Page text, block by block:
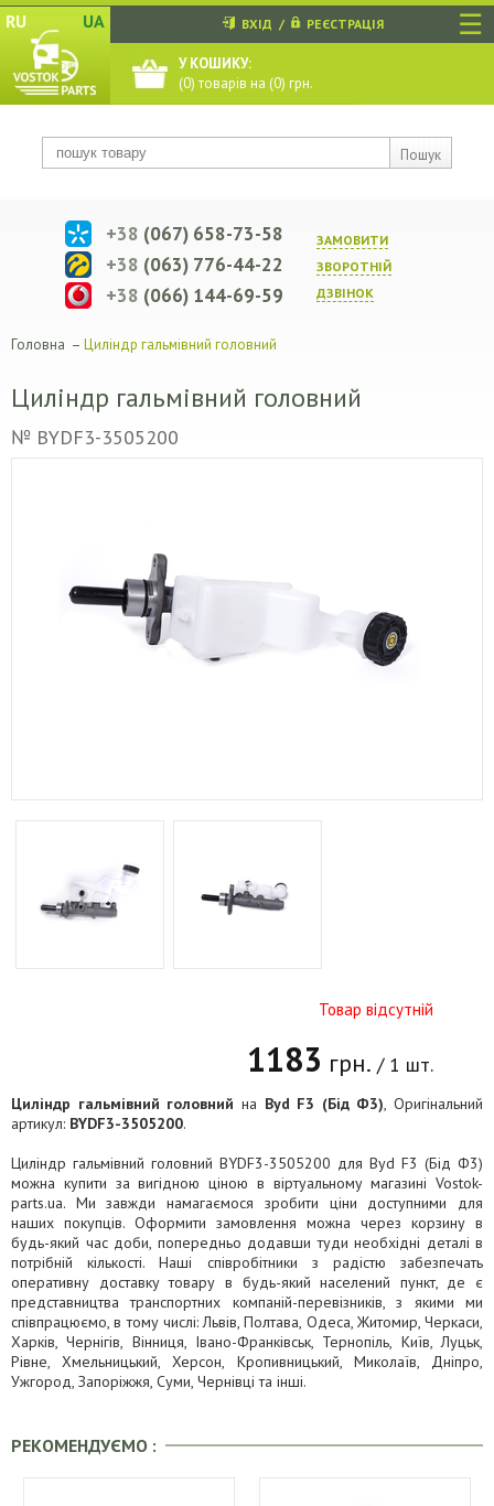
☰
RU UA
Пошук
ВХІД / РЕЄСТРАЦІЯ
У КОШИКУ:
(0) товарів на (0) грн.
ЗАМОВИТИ
ЗВОРОТНIЙ
ДЗВIНОК
+38 (067) 658-73-58
+38 (063) 776-44-22
+38 (066) 144-69-59
Головна – Циліндр гальмівний головний
Циліндр гальмівний головний
№ BYDF3-3505200
Товар відсутній
1183 грн. / 1 шт.
Циліндр гальмівний головний на Byd F3 (Бід Ф3), Оригінальний
артикул: BYDF3-3505200.
Циліндр гальмівний головний BYDF3-3505200 для Byd F3 (Бід Ф3)
можна купити за вигідною ціною в віртуальному магазині Vostok-
parts.ua. Ми завжди намагаємося зробити ціни доступними для
наших покупців. Оформити замовлення можна через корзину в
будь-який час доби, попередньо додавши туди необхідні деталі в
потрібній кількості. Наші співробітники з радістю забезпечать
оперативну доставку товару в будь-який населений пункт, де є
представництва транспортних компаній-перевізників, з якими ми
співпрацюємо, в тому числі: Львів, Полтава, Одеса, Житомир, Черкаси,
Харків, Чернігів, Вінниця, Івано-Франківськ, Тернопіль, Київ, Луцьк,
Рівне, Хмельницький, Херсон, Кропивницький, Миколаїв, Дніпро,
Ужгород, Запоріжжя, Суми, Чернівці та інші.
РЕКОМЕНДУЄМО :